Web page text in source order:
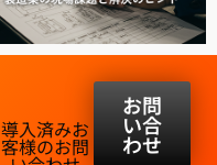
導入済みお
客様のお問
お問
い合
わせ